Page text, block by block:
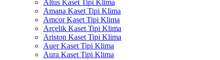
Altus Kaset Tipi Klima
Amana Kaset Tipi Klima
Amcor Kaset Tipi Klima
Arçelik Kaset Tipi Klima
Ariston Kaset Tipi Klima
Auer Kaset Tipi Klima
Aura Kaset Tipi Klima